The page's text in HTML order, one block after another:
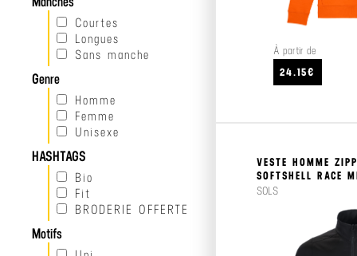
Jerzees
Schoolgear
Russell
Collection
Loom
Timberland
PRO
Molinel
Cepovett
Workwear
Crafters
Payper
Yoko
Courtes
Longues
Sans manche
Genre
Homme
Femme
Unisexe
HASHTAGS
Bio
Fit
BRODERIE OFFERTE
Motifs
À partir de
24.15€
VESTE HOMME
SOFTSHELL RACE
SOLS